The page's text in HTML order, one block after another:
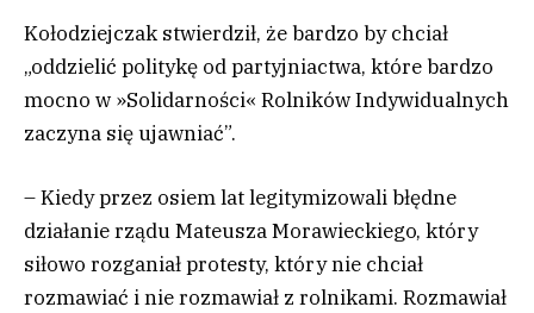
Kołodziejczak stwierdził, że bardzo by chciał
„oddzielić politykę od partyjniactwa, które bardzo
mocno w »Solidarności« Rolników Indywidualnych
zaczyna się ujawniać”.
– Kiedy przez osiem lat legitymizowali błędne
działanie rządu Mateusza Morawieckiego, który
siłowo rozganiał protesty, który nie chciał
rozmawiać i nie rozmawiał z rolnikami. Rozmawiał